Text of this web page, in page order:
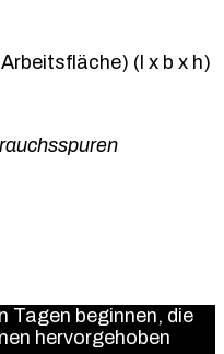
(l x b x h)
Tagen beginnen, die
hervorgehoben